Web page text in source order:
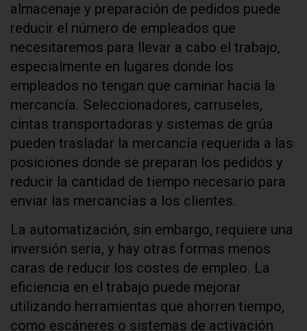
almacenaje y preparación de pedidos puede
reducir el número de empleados que
necesitaremos para llevar a cabo el trabajo,
especialmente en lugares donde los
empleados no tengan que caminar hacia la
mercancía. Seleccionadores, carruseles,
cintas transportadoras y sistemas de grúa
pueden trasladar la mercancía requerida a las
posiciones donde se preparan los pedidos y
reducir la cantidad de tiempo necesario para
enviar las mercancías a los clientes.
La automatización, sin embargo, requiere una
inversión seria, y hay otras formas menos
caras de reducir los costes de empleo. La
eficiencia en el trabajo puede mejorar
utilizando herramientas que ahorren tiempo,
como escáneres o sistemas de activación